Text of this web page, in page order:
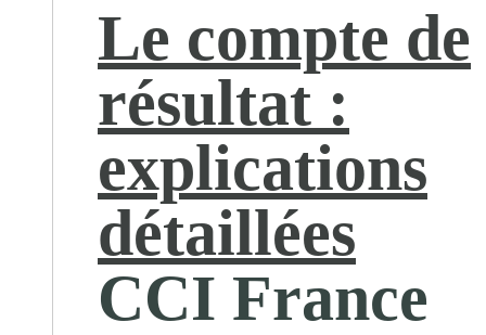
Le compte de
résultat :
explications
détaillées
CCI France